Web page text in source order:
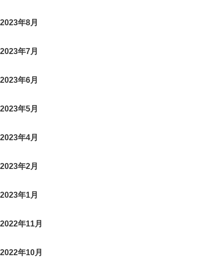
2023年8月
2023年7月
2023年6月
2023年5月
2023年4月
2023年2月
2023年1月
2022年11月
2022年10月